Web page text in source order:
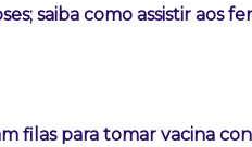
saiba como assistir aos
filas para tomar vacina